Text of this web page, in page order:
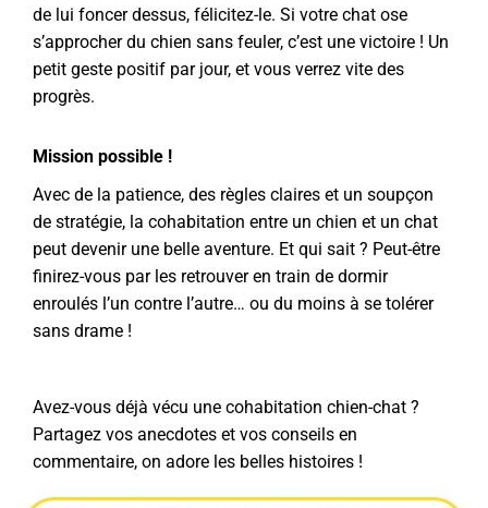
de lui foncer dessus, félicitez-le. Si votre chat ose
s’approcher du chien sans feuler, c’est une victoire ! Un
petit geste positif par jour, et vous verrez vite des
progrès.
Mission possible !
Avec de la patience, des règles claires et un soupçon
de stratégie, la cohabitation entre un chien et un chat
peut devenir une belle aventure. Et qui sait ? Peut-être
finirez-vous par les retrouver en train de dormir
enroulés l’un contre l’autre… ou du moins à se tolérer
sans drame !
Avez-vous déjà vécu une cohabitation chien-chat ?
Partagez vos anecdotes et vos conseils en
commentaire, on adore les belles histoires !